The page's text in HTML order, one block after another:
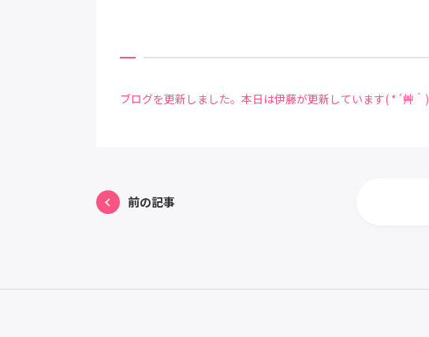
ブログを更新しました。本日は伊藤が更新しています( *´艸｀)
前の記事